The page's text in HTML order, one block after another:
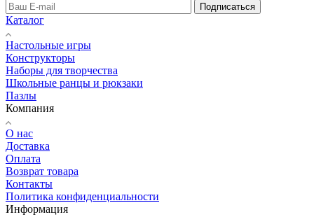
Подписаться
Каталог
Настольные игры
Конструкторы
Наборы для творчества
Школьные ранцы и рюкзаки
Пазлы
Компания
О нас
Доставка
Оплата
Возврат товара
Контакты
Политика конфиденциальности
Информация